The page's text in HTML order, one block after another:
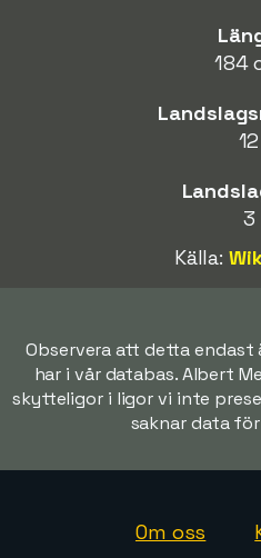
184
12
3
Källa:
Observera att detta
har i vår databas. Albert
skytteligor i ligor vi inte
saknar data
Om oss